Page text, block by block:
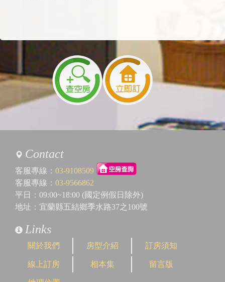
Contact
客服專線： 03-9108509
客服專線： 03-9566862
平日：09:00~18:00 (國定例假日除外)
地址：宜蘭縣五結鄉季水路37之100號
Links
關於我們 房型介紹 訂房須知
線上訂房 相本集 留言版